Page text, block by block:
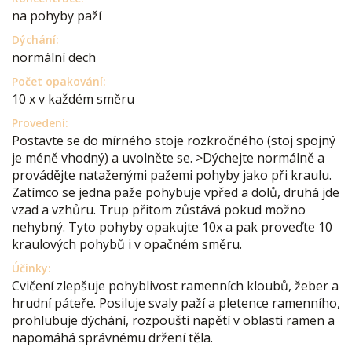
na pohyby paží
Dýchání:
normální dech
Počet opakování:
10 x v každém směru
Provedení:
Postavte se do mírného stoje rozkročného (stoj spojný
je méně vhodný) a uvolněte se. >Dýchejte normálně a
provádějte nataženými pažemi pohyby jako při kraulu.
Zatímco se jedna paže pohybuje vpřed a dolů, druhá jde
vzad a vzhůru. Trup přitom zůstává pokud možno
nehybný. Tyto pohyby opakujte 10x a pak proveďte 10
kraulových pohybů i v opačném směru.
Účinky:
Cvičení zlepšuje pohyblivost ramenních kloubů, žeber a
hrudní páteře. Posiluje svaly paží a pletence ramenního,
prohlubuje dýchání, rozpouští napětí v oblasti ramen a
napomáhá správnému držení těla.